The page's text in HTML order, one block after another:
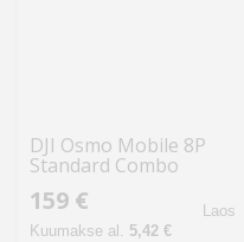
DJI Osmo Mobile 8P
Standard Combo
159 €
Kuumakse al. 5,42 €
Laos